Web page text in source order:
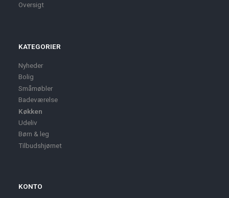
Oversigt
KATEGORIER
Nyheder
Bolig
Småmøbler
Badeværelse
Køkken
Udeliv
Børn & leg
Tilbudshjørnet
KONTO